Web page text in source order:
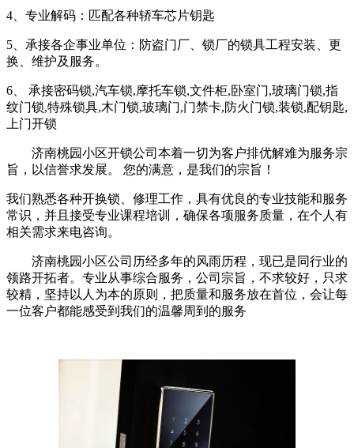
4、专业解码：匹配各种轿车芯片钥匙
5、承接各企事业单位：防盗门厂、锁厂的锁具工程安装、更
换、维护及服务。
6、 承接密码锁,汽车锁,摩托车锁,文件柜,卧室门,玻璃门锁,指
纹门锁,特殊锁具,木门锁,玻璃门,门禁卡,防火门锁,装锁,配钥匙,
上门开锁
济南桃园小区开锁公司本着一切为客户排优解难为服务宗
旨，以信誉求发展。 您的满意，是我们的宗旨！
我们熟悉各种开换锁、修理工作，具有优良的专业技能和服务
常识，并且接受专业课程培训，确保各项服务质量，在个人有
相关需求来电咨询。
济南桃园小区公司历经多年的风雨历程，现已是同行业的
领路开拓者。专业从事综合服务，公司宗旨，不求较好，只求
较精，坚持以人为本的原则，把质量和服务放在首位，会让每
一位客户都能感受到我们的温馨周到的服务